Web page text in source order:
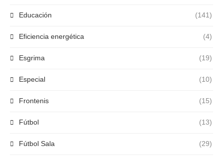
Educación (141)
Eficiencia energética (4)
Esgrima (19)
Especial (10)
Frontenis (15)
Fútbol (13)
Fútbol Sala (29)